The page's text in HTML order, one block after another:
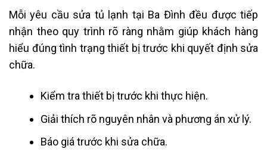
Mỗi yêu cầu sửa tủ lạnh tại Ba Đình đều được tiếp
nhận theo quy trình rõ ràng nhằm giúp khách hàng
hiểu đúng tình trạng thiết bị trước khi quyết định sửa
chữa.
Kiểm tra thiết bị trước khi thực hiện.
Giải thích rõ nguyên nhân và phương án xử lý.
Báo giá trước khi sửa chữa.